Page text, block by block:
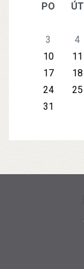
PO ÚT
3
4
10
11
17
18
24
25
31